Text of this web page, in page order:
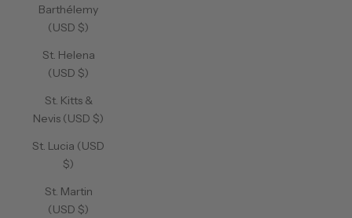
Barthélemy
(USD $)
St. Helena
(USD $)
St. Kitts &
Nevis (USD $)
St. Lucia (USD
$)
St. Martin
(USD $)